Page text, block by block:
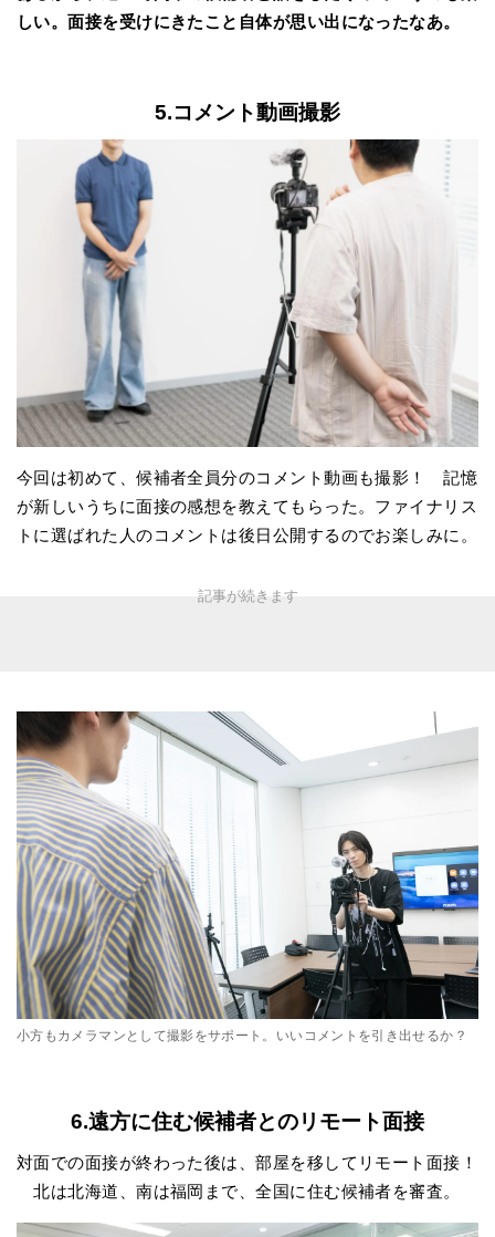
しい。面接を受けにきたこと自体が思い出になったなあ。
5.コメント動画撮影
今回は初めて、候補者全員分のコメント動画も撮影！ 記憶
が新しいうちに面接の感想を教えてもらった。ファイナリス
トに選ばれた人のコメントは後日公開するのでお楽しみに。
小方もカメラマンとして撮影をサポート。いいコメントを引き出せるか？
6.遠方に住む候補者とのリモート面接
対面での面接が終わった後は、部屋を移してリモート面接！
北は北海道、南は福岡まで、全国に住む候補者を審査。